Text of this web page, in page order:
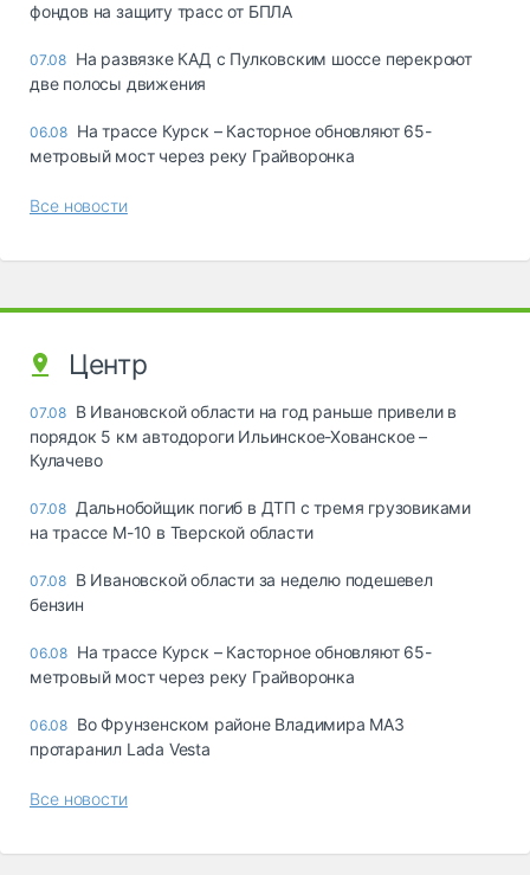
фондов на защиту трасс от БПЛА
07.08 На развязке КАД с Пулковским шоссе перекроют
две полосы движения
06.08 На трассе Курск – Касторное обновляют 65-
метровый мост через реку Грайворонка
Все новости
Центр
07.08 В Ивановской области на год раньше привели в
порядок 5 км автодороги Ильинское-Хованское –
Кулачево
07.08 Дальнобойщик погиб в ДТП с тремя грузовиками
на трассе М-10 в Тверской области
07.08 В Ивановской области за неделю подешевел
бензин
06.08 На трассе Курск – Касторное обновляют 65-
метровый мост через реку Грайворонка
06.08 Во Фрунзенском районе Владимира МАЗ
протаранил Lada Vesta
Все новости